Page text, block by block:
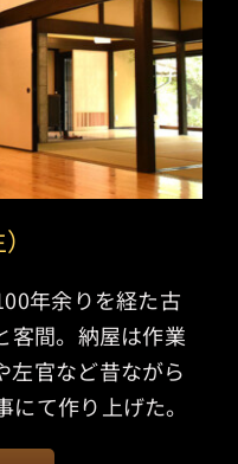
年余りを経た古
客間。納屋は作業
左官など昔ながら
て作り上げた。